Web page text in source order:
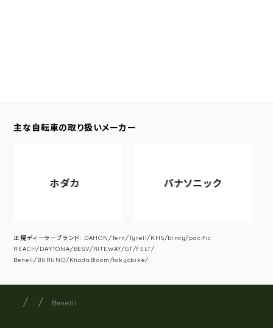
主な自転車の取り扱いメーカー
ホダカ パナソニック
正規ディーラーブランド: DAHON/Tern/Tyrell/KHS/birdy/pacific
REACH/DAYTONA/BESV/RITEWAY/GT/FELT/
Beneli/BURUNO/KhodaBloom/tokyobike/
サイト内の現在地
サイクルショップナカゴヤ
Benelli